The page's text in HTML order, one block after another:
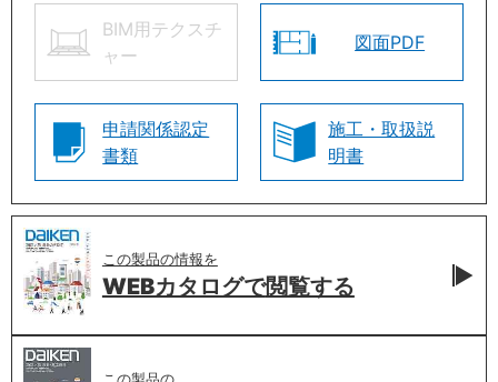
BIM用テクスチ
ャー
図面PDF
申請関係認定
書類
施工・取扱説
明書
この製品の情報を
WEBカタログで閲覧する